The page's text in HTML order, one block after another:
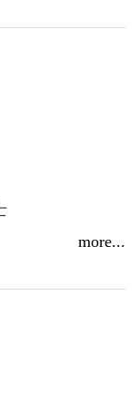
作，引至現代藝
義領導人布賀
安的創作者，
品，不知不覺
逆，也是朝著
隨機」的語言
more...